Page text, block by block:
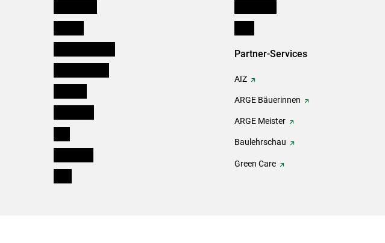
Partner-Services
AIZ
ARGE Bäuerinnen
ARGE Meister
Baulehrschau
Green Care